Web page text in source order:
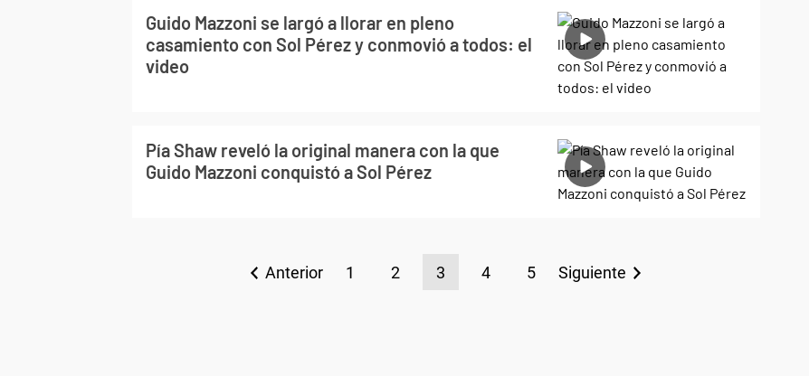
Guido Mazzoni se largó a llorar en pleno
casamiento con Sol Pérez y conmovió a todos: el
video
Pía Shaw reveló la original manera con la que
Guido Mazzoni conquistó a Sol Pérez
Anterior 1 2 3 4 5 Siguiente